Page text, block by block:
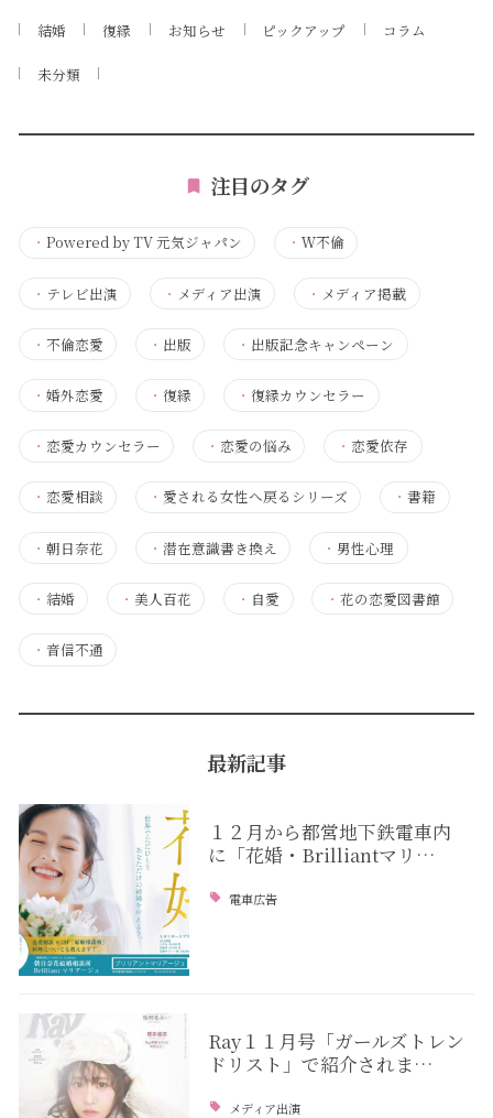
結婚 復縁 お知らせ ピックアップ コラム
未分類
注目のタグ
・ Powered by TV 元気ジャパン ・Ｗ不倫
・ テレビ出演 ・ メディア出演 ・ メディア掲載
・ 不倫恋愛 ・ 出版 ・ 出版記念キャンペーン
・ 婚外恋愛 ・復縁 ・復縁カウンセラー
・ 恋愛カウンセラー ・ 恋愛の悩み ・ 恋愛依存
・ 恋愛相談 ・ 愛される女性へ戻るシリーズ ・書籍
・ 朝日奈花 ・潜在意識書き換え ・ 男性心理
・ 結婚 ・美人百花 ・ 自愛 ・ 花の恋愛図書館
・ 音信不通
最新記事
１２月から都営地下鉄電車内
に「花婚・Brilliantマリ…
電車広告
Ray１１月号「ガールズトレン
ドリスト」で紹介されま…
メディア出演